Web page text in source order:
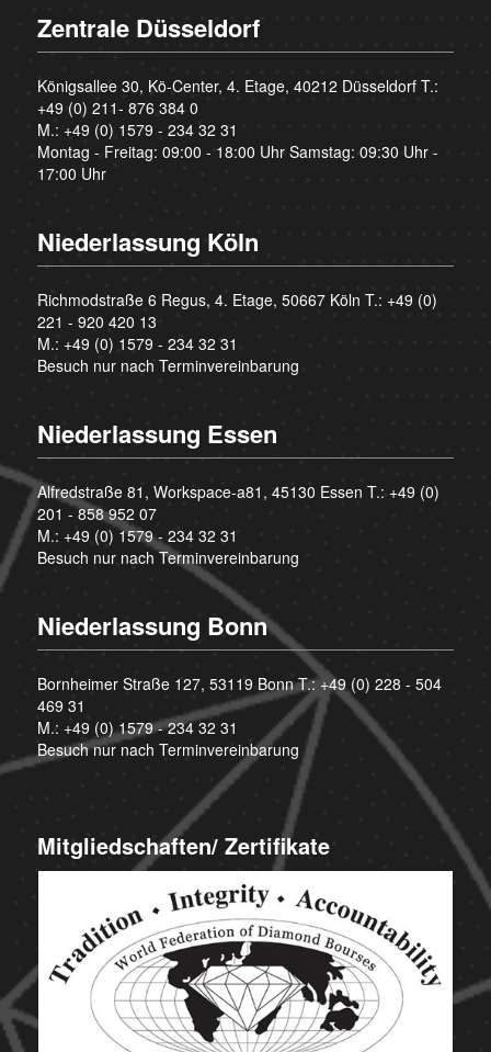
Zentrale Düsseldorf
Königsallee 30, Kö-Center, 4. Etage, 40212 Düsseldorf T.:
+49 (0) 211- 876 384 0
M.: +49 (0) 1579 - 234 32 31
Montag - Freitag: 09:00 - 18:00 Uhr Samstag: 09:30 Uhr -
17:00 Uhr
Niederlassung Köln
Richmodstraße 6 Regus, 4. Etage, 50667 Köln T.: +49 (0)
221 - 920 420 13
M.: +49 (0) 1579 - 234 32 31
Besuch nur nach Terminvereinbarung
Niederlassung Essen
Alfredstraße 81, Workspace-a81, 45130 Essen T.: +49 (0)
201 - 858 952 07
M.: +49 (0) 1579 - 234 32 31
Besuch nur nach Terminvereinbarung
Niederlassung Bonn
Bornheimer Straße 127, 53119 Bonn T.:+49 (0) 228 - 504
469 31
M.: +49 (0) 1579 - 234 32 31
Besuch nur nach Terminvereinbarung
Mitgliedschaften/ Zertifikate